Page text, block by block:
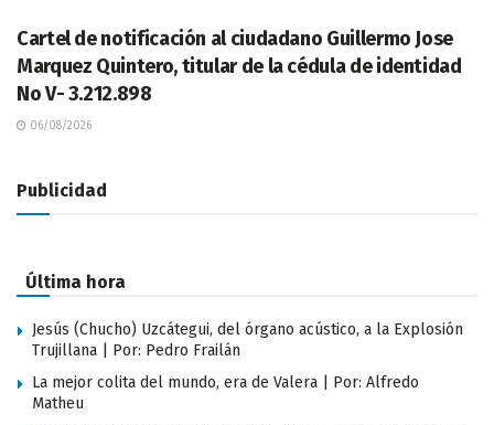
Cartel de notificación al ciudadano Guillermo Jose
Marquez Quintero, titular de la cédula de identidad
No V- 3.212.898
06/08/2026
Publicidad
Última hora
Jesús (Chucho) Uzcátegui, del órgano acústico, a la Explosión
Trujillana | Por: Pedro Frailán
La mejor colita del mundo, era de Valera | Por: Alfredo
Matheu